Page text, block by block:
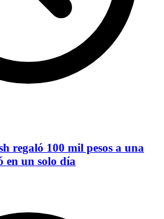
regaló 100 mil pesos a una
en un solo día